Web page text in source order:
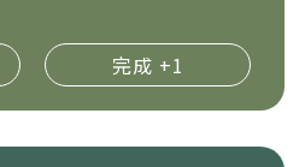
完成 +1